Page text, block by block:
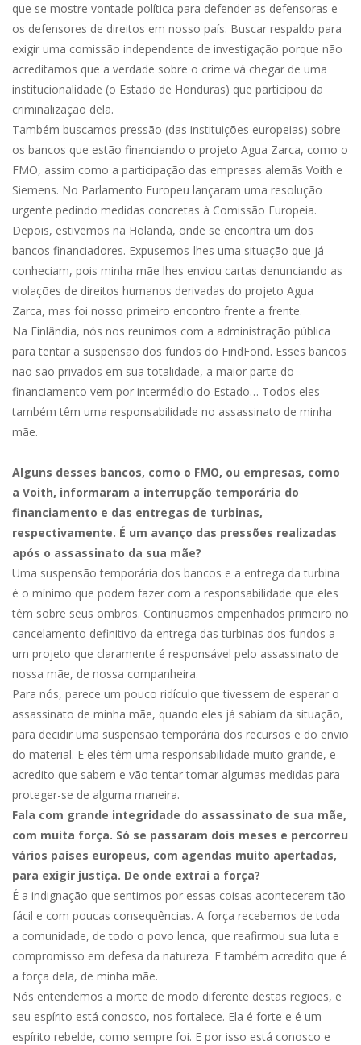
que se mostre vontade política para defender as defensoras e
os defensores de direitos em nosso país. Buscar respaldo para
exigir uma comissão independente de investigação porque não
acreditamos que a verdade sobre o crime vá chegar de uma
institucionalidade (o Estado de Honduras) que participou da
criminalização dela.
Também buscamos pressão (das instituições europeias) sobre
os bancos que estão financiando o projeto Agua Zarca, como o
FMO, assim como a participação das empresas alemãs Voith e
Siemens. No Parlamento Europeu lançaram uma resolução
urgente pedindo medidas concretas à Comissão Europeia.
Depois, estivemos na Holanda, onde se encontra um dos
bancos financiadores. Expusemos-lhes uma situação que já
conheciam, pois minha mãe lhes enviou cartas denunciando as
violações de direitos humanos derivadas do projeto Agua
Zarca, mas foi nosso primeiro encontro frente a frente.
Na Finlândia, nós nos reunimos com a administração pública
para tentar a suspensão dos fundos do FindFond. Esses bancos
não são privados em sua totalidade, a maior parte do
financiamento vem por intermédio do Estado… Todos eles
também têm uma responsabilidade no assassinato de minha
mãe.
Alguns desses bancos, como o FMO, ou empresas, como
a Voith, informaram a interrupção temporária do
financiamento e das entregas de turbinas,
respectivamente. É um avanço das pressões realizadas
após o assassinato da sua mãe?
Uma suspensão temporária dos bancos e a entrega da turbina
é o mínimo que podem fazer com a responsabilidade que eles
têm sobre seus ombros. Continuamos empenhados primeiro no
cancelamento definitivo da entrega das turbinas dos fundos a
um projeto que claramente é responsável pelo assassinato de
nossa mãe, de nossa companheira.
Para nós, parece um pouco ridículo que tivessem de esperar o
assassinato de minha mãe, quando eles já sabiam da situação,
para decidir uma suspensão temporária dos recursos e do envio
do material. E eles têm uma responsabilidade muito grande, e
acredito que sabem e vão tentar tomar algumas medidas para
proteger-se de alguma maneira.
Fala com grande integridade do assassinato de sua mãe,
com muita força. Só se passaram dois meses e percorreu
vários países europeus, com agendas muito apertadas,
para exigir justiça. De onde extrai a força?
É a indignação que sentimos por essas coisas acontecerem tão
fácil e com poucas consequências. A força recebemos de toda
a comunidade, de todo o povo lenca, que reafirmou sua luta e
compromisso em defesa da natureza. E também acredito que é
a força dela, de minha mãe.
Nós entendemos a morte de modo diferente destas regiões, e
seu espírito está conosco, nos fortalece. Ela é forte e é um
espírito rebelde, como sempre foi. E por isso está conosco e